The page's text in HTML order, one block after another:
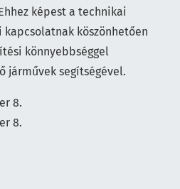
képest a technikai
kapcsolatnak köszönhetően
könnyebbséggel
járművek segítségével.
8.
8.